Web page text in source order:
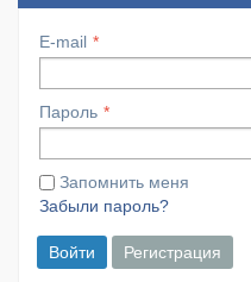
E-mail
Пароль
Запомнить меня
Забыли пароль?
Войти Регистрация